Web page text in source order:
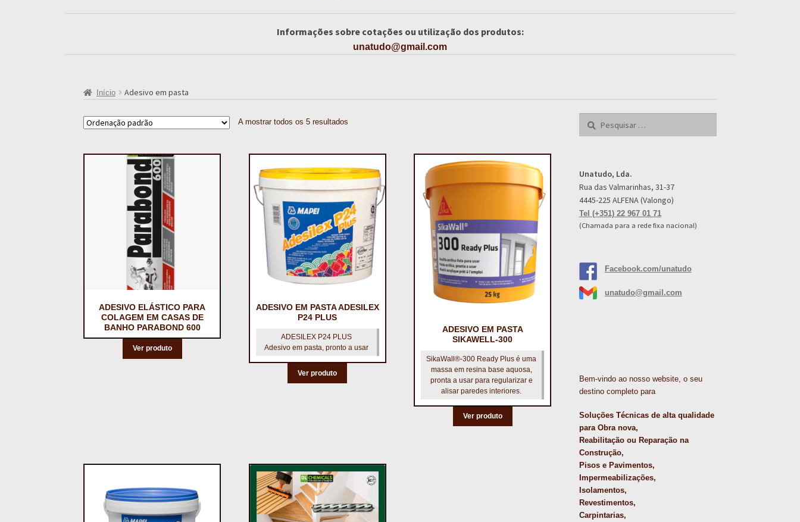
Informações sobre cotações ou utilização dos produtos:
unatudo@gmail.com
Início Adesivo em pasta
A mostrar todos os 5 resultados
ADESIVO ELÁSTICO PARA
COLAGEM EM CASAS DE
BANHO PARABOND 600
Ver produto
ADESIVO EM PASTA ADESILEX
P24 PLUS
ADESILEX P24 PLUS
Adesivo em pasta, pronto a usar
Ver produto
ADESIVO EM PASTA
SIKAWELL-300
SikaWall®-300 Ready Plus é uma
massa em resina base aquosa,
pronta a usar para regularizar e
alisar paredes interiores.
Ver produto
Pesquisar
Unatudo, Lda.
Rua das Valmarinhas, 31-37
4445-225 ALFENA (Valongo)
Tel (+351) 22 967 01 71
(Chamada para a rede fixa nacional)
Facebook.com/unatudo
unatudo@gmail.com
Bem-vindo ao nosso website, o seu
destino completo para
Soluções Técnicas de alta qualidade
para Obra nova,
Reabilitação ou Reparação na
Construção,
Pisos e Pavimentos,
Impermeabilizações,
Isolamentos,
Revestimentos,
Carpintarias,